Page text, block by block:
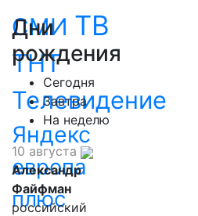
СМИ ТВ
ТНТ
Телевидение
Яндекс
европа
плюс
Дни
рождения
Сегодня
Завтра
На неделю
10 августа
Александр
Файфман
российский